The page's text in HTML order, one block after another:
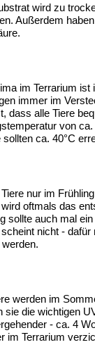
wird zu
Außerdem
im Terrarium ist
immer im
dass alle Tiere
von
sollten ca. 40°C
nur im
oftmals das
sollte auch mal
nicht -
werden im
sie die wichtigen
- ca. 4
im Terrarium